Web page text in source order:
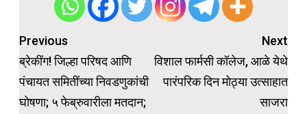
Post
navigation
Previous
ब्रेकींग! जिल्हा परिषद आणि
पंचायत समितींच्या निवडणुकांची
घोषणा; ५ फेब्रुवारीला मतदान;
Next
विशाल फार्मसी कॉलेज, आळे येथे
पारंपरिक दिन मोठ्या उत्साहात
साजरा